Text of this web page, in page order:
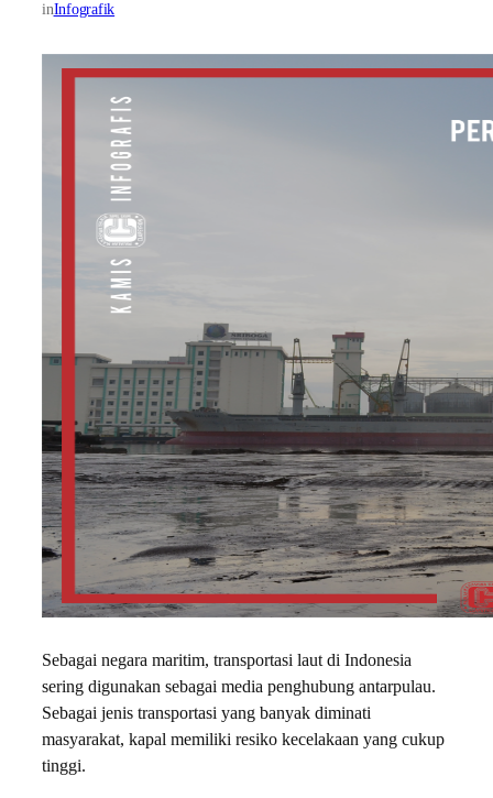
inInfografik
Sebagai negara maritim, transportasi laut di Indonesia
sering digunakan sebagai media penghubung antarpulau.
Sebagai jenis transportasi yang banyak diminati
masyarakat, kapal memiliki resiko kecelakaan yang cukup
tinggi.